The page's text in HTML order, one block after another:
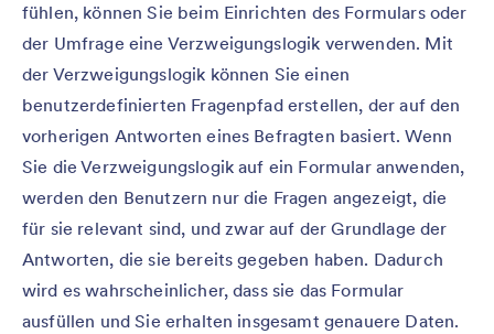
fühlen, können Sie beim Einrichten des Formulars oder
der Umfrage eine Verzweigungslogik verwenden. Mit
der Verzweigungslogik können Sie einen
benutzerdefinierten Fragenpfad erstellen, der auf den
vorherigen Antworten eines Befragten basiert. Wenn
Sie die Verzweigungslogik auf ein Formular anwenden,
werden den Benutzern nur die Fragen angezeigt, die
für sie relevant sind, und zwar auf der Grundlage der
Antworten, die sie bereits gegeben haben. Dadurch
wird es wahrscheinlicher, dass sie das Formular
ausfüllen und Sie erhalten insgesamt genauere Daten.